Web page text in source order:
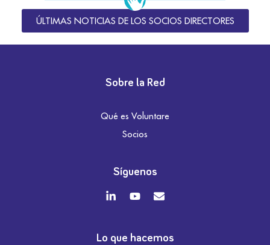
ÚLTIMAS NOTICIAS DE LOS SOCIOS DIRECTORES
Sobre la Red
Qué es Voluntare
Socios
Síguenos
Lo que hacemos